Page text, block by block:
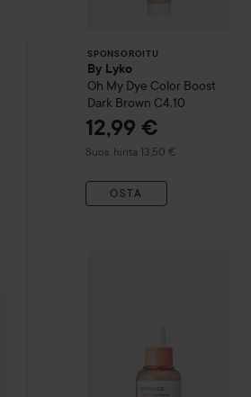
SPONSOROITU
By Lyko
Oh My Dye Color Boost
Dark Brown C4.10
12,99 €
Suos. hinta 13,50 €
Suositeltu hinta 13,50 €
OSTA